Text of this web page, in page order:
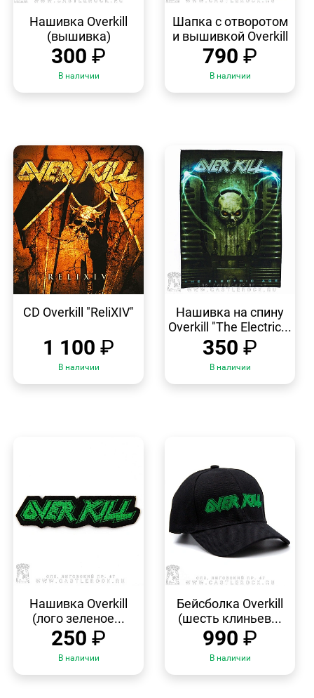
ПРОСМОТР
Нашивка Overkill
(вышивка)
300 ₽
В наличии
Шапка с отворотом
и вышивкой Overkill
790 ₽
В наличии
ПРОСМОТР
CD Overkill "ReliXIV"
1 100 ₽
В наличии
ПРОСМОТР
Нашивка на спину
Overkill "The Electric...
350 ₽
В наличии
ПРОСМОТР
Нашивка Overkill
(лого зеленое...
250 ₽
В наличии
ПРОСМОТР
Бейсболка Overkill
(шесть клиньев...
990 ₽
В наличии